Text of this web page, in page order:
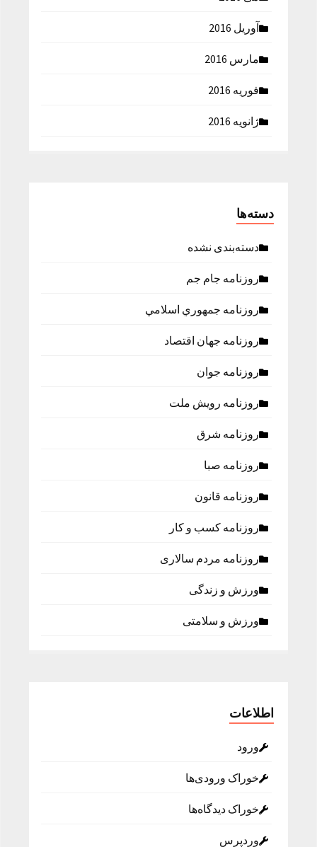
آوریل 2016
مارس 2016
فوریه 2016
ژانویه 2016
دسته‌ها
دسته‌بندی نشده
روزنامه جام جم
روزنامه جمهوري اسلامي
روزنامه جهان اقتصاد
روزنامه جوان
روزنامه رویش ملت
روزنامه شرق
روزنامه صبا
روزنامه قانون
روزنامه كسب و كار
روزنامه مردم سالاری
ورزش و زندگی
ورزش و سلامتی
اطلاعات
ورود
خوراک ورودی‌ها
خوراک دیدگاه‌ها
وردپرس